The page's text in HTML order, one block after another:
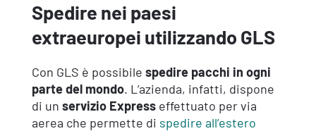
Spedire nei paesi
extraeuropei utilizzando GLS
Con GLS è possibile spedire pacchi in ogni
parte del mondo. L’azienda, infatti, dispone
di un servizio Express effettuato per via
aerea che permette di spedire all’estero